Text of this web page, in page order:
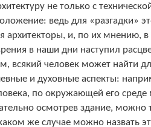
не только с
ведь для «разгадки»
архитекторы, и, по их мнению,
в наши дни наступил
всякий человек может найти
и духовные аспекты:
по окружающей его
осмотрев здание,
же случае можно назвать